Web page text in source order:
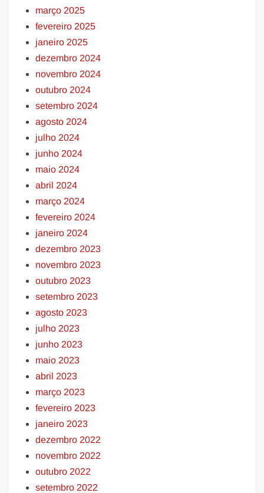
março 2025
fevereiro 2025
janeiro 2025
dezembro 2024
novembro 2024
outubro 2024
setembro 2024
agosto 2024
julho 2024
junho 2024
maio 2024
abril 2024
março 2024
fevereiro 2024
janeiro 2024
dezembro 2023
novembro 2023
outubro 2023
setembro 2023
agosto 2023
julho 2023
junho 2023
maio 2023
abril 2023
março 2023
fevereiro 2023
janeiro 2023
dezembro 2022
novembro 2022
outubro 2022
setembro 2022